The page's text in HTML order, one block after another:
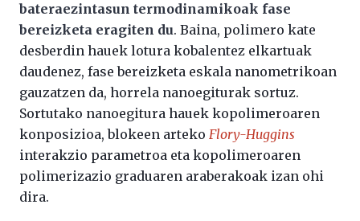
bateraezintasun termodinamikoak fase
bereizketa eragiten du. Baina, polimero kate
desberdin hauek lotura kobalentez elkartuak
daudenez, fase bereizketa eskala nanometrikoan
gauzatzen da, horrela nanoegiturak sortuz.
Sortutako nanoegitura hauek kopolimeroaren
konposizioa, blokeen arteko Flory-Huggins
interakzio parametroa eta kopolimeroaren
polimerizazio graduaren araberakoak izan ohi
dira.